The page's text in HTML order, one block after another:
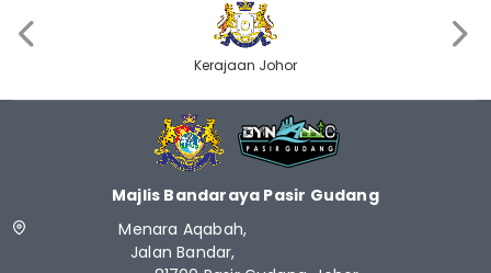
Kerajaan Johor
Majlis Bandaraya Pasir Gudang
Menara Aqabah,
Jalan Bandar,